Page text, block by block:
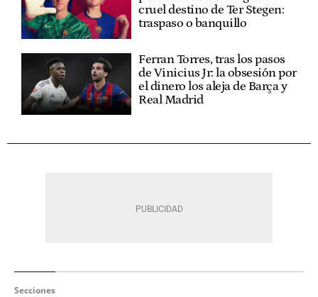
cruel destino de Ter Stegen:
traspaso o banquillo
Ferran Torres, tras los pasos
de Vinicius Jr: la obsesión por
el dinero los aleja de Barça y
Real Madrid
Secciones